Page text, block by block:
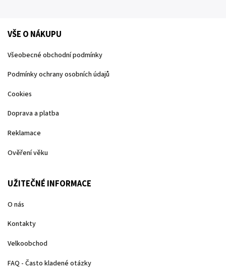
VŠE O NÁKUPU
Všeobecné obchodní podmínky
Podmínky ochrany osobních údajů
Cookies
Doprava a platba
Reklamace
Ověření věku
UŽITEČNÉ INFORMACE
O nás
Kontakty
Velkoobchod
FAQ - Často kladené otázky